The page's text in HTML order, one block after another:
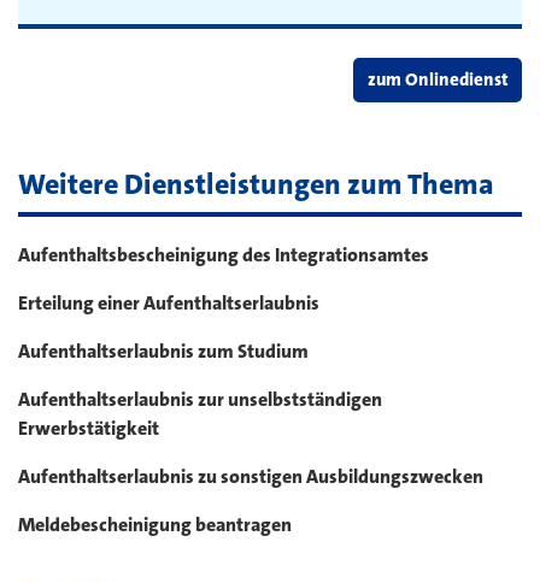
zum Onlinedienst
Weitere Dienstleistungen zum Thema
Aufenthaltsbescheinigung des Integrationsamtes
Erteilung einer Aufenthaltserlaubnis
Aufenthaltserlaubnis zum Studium
Aufenthaltserlaubnis zur unselbstständigen
Erwerbstätigkeit
Aufenthaltserlaubnis zu sonstigen Ausbildungszwecken
Meldebescheinigung beantragen